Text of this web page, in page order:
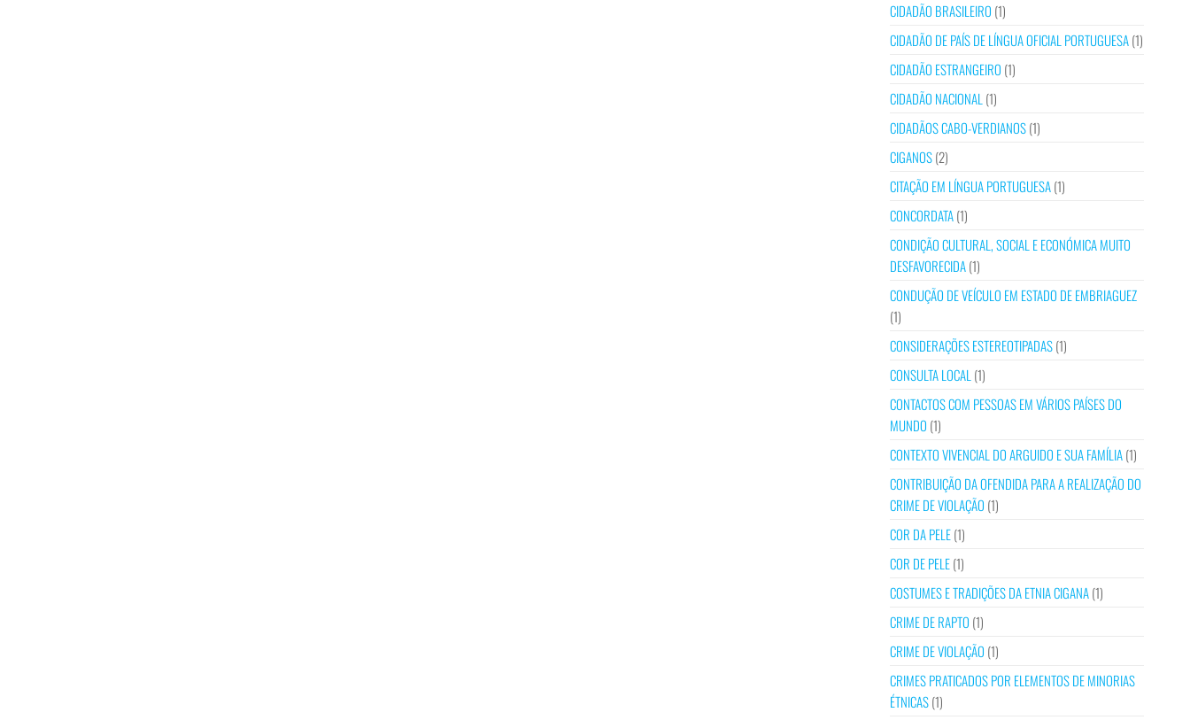
CIDADÃO BRASILEIRO (1)
CIDADÃO DE PAÍS DE LÍNGUA OFICIAL PORTUGUESA(1)
CIDADÃO ESTRANGEIRO (1)
CIDADÃO NACIONAL (1)
CIDADÃOS CABO-VERDIANOS(1)
CIGANOS(2)
CITAÇÃO EM LÍNGUA PORTUGUESA(1)
CONCORDATA(1)
CONDIÇÃO CULTURAL, SOCIAL E ECONÓMICA MUITO
DESFAVORECIDA(1)
CONDUÇÃO DE VEÍCULO EM ESTADO DE EMBRIAGUEZ
(1)
CONSIDERAÇÕES ESTEREOTIPADAS(1)
CONSULTA LOCAL (1)
CONTACTOS COM PESSOAS EM VÁRIOS PAÍSES DO
MUNDO (1)
CONTEXTO VIVENCIAL DO ARGUIDO E SUA FAMÍLIA(1)
CONTRIBUIÇÃO DA OFENDIDA PARA A REALIZAÇÃO DO
CRIME DE VIOLAÇÃO (1)
COR DA PELE(1)
COR DE PELE(1)
COSTUMES E TRADIÇÕES DA ETNIA CIGANA(1)
CRIME DE RAPTO (1)
CRIME DE VIOLAÇÃO (1)
CRIMES PRATICADOS POR ELEMENTOS DE MINORIAS
ÉTNICAS(1)